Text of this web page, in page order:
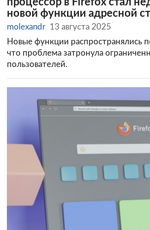
новой функции адресной
molexandr 13 августа 2025
Новые функции распространялись
что проблема затронула
пользователей.